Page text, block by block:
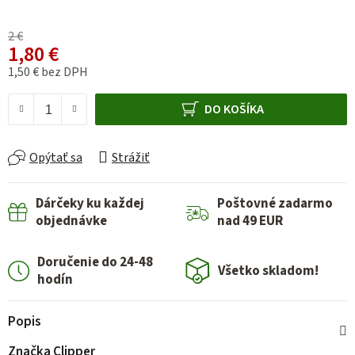
2 €
1,80 €
1,50 € bez DPH
DO KOŠÍKA
Opýtať sa Strážiť
Dárčeky ku každej
objednávke
Poštovné zadarmo
nad 49 EUR
Doručenie do 24-48
hodín
Všetko skladom!
Popis